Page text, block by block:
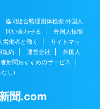
協同組合監理団体検索 外国人
問い合わせる
外国人技能
労働者と働く
サイトマッ
規約 運営会社
外国人
新聞おすすめのサービス
し)
聞.com